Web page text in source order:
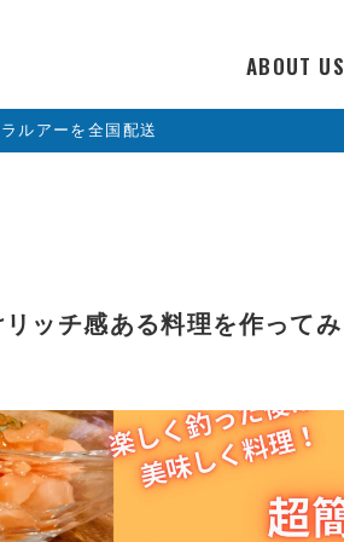
ABOUT US
ルアーを全国配送
ッチ感ある料理を作ってみ